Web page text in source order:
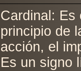
Cardinal: Es
principio de
acción, el
Es un signo